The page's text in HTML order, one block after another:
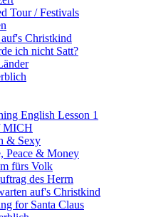
Tour / Festivals
Christkind
ich nicht Satt?
English Lesson 1
MICH
& Sexy
Peace & Money
fürs Volk
des Herrn
auf's Christkind
for Santa Claus